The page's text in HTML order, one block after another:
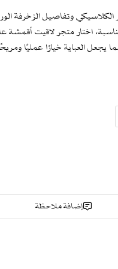
وتفاصيل الزخرفة
اختار متجر لاقيت أقمشة
يجعل العباية خيارًا عمليًا
بلون وردي
وتهوية جيدة
اليومي والمناسبات
إضافة ملاحظة